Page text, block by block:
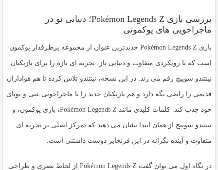
بررسی بازی Pokémon Legends Z؛ دنیایی نو در
ماجراجویی های پوکمونی
بازی Pokémon Legends Z جدیدترین عنوان از مجموعه پرطرفدار پوکمون
است که با رویکردی متفاوت و دنیایی باز، تجربه ای تازه را برای بازیکنان
نینتندو سوییچ رقم می زند. در این نسخه، نینتندو تلاش کرده تا هم هواداران
قدیمی را راضی نگه دارد و هم بازیکنان جدید را با ماجراجویی غنی و پویای
خود جذب کند. کلمات کلیدی مانند Pokémon Legends Z، بازی پوکمون، و
نینتندو سوییچ از همان ابتدا نشان می دهند که تمرکز اصلی بر تجربه ای
متفاوت و آینده نگرانه در این فرنچایز دوست داشتنی است.
در نگاه اول می توان گفت Pokémon Legends Z از لحاظ بصری و طراحی